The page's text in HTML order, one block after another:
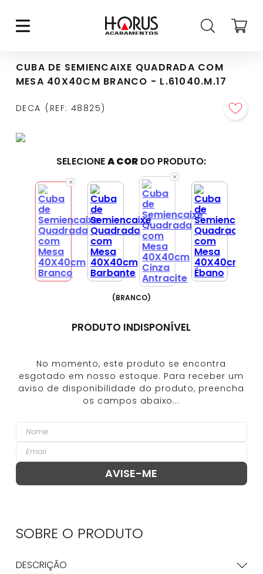
CUBA DE SEMIENCAIXE QUADRADA COM
MESA 40X40CM BRANCO - L.61040.M.17
DECA REF: 48825
SELECIONEA COR DO PRODUTO:
(BRANCO)
PRODUTO INDISPONÍVEL
SOBRE O PRODUTO
DESCRIÇÃO